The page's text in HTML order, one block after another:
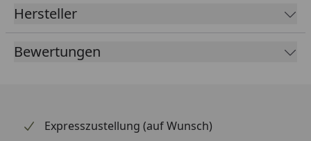
Aufgenähte Reflexstreifen um die Hosenbeine
EN 14404, 13034, 11611, 11612, 20471, IEC 61482,
49% Modacrylic FR
Hersteller
Bewertungen
Expresszustellung (auf Wunsch)